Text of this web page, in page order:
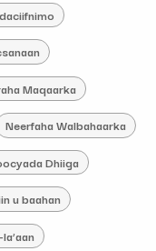
Maqaarka
Neerfaha Walbahaarka
Dhiiga
u baahan